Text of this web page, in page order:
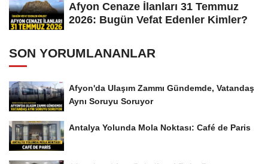
Afyon Cenaze İlanları 31 Temmuz
2026: Bugün Vefat Edenler Kimler?
SON YORUMLANANLAR
Afyon'da Ulaşım Zammı Gündemde, Vatandaş
Aynı Soruyu Soruyor
Antalya Yolunda Mola Noktası: Café de Paris